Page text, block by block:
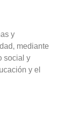
y
mediante
social y
y el